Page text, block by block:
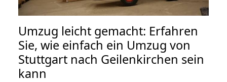
Umzug leicht gemacht: Erfahren
Sie, wie einfach ein Umzug von
Stuttgart nach Geilenkirchen sein
kann